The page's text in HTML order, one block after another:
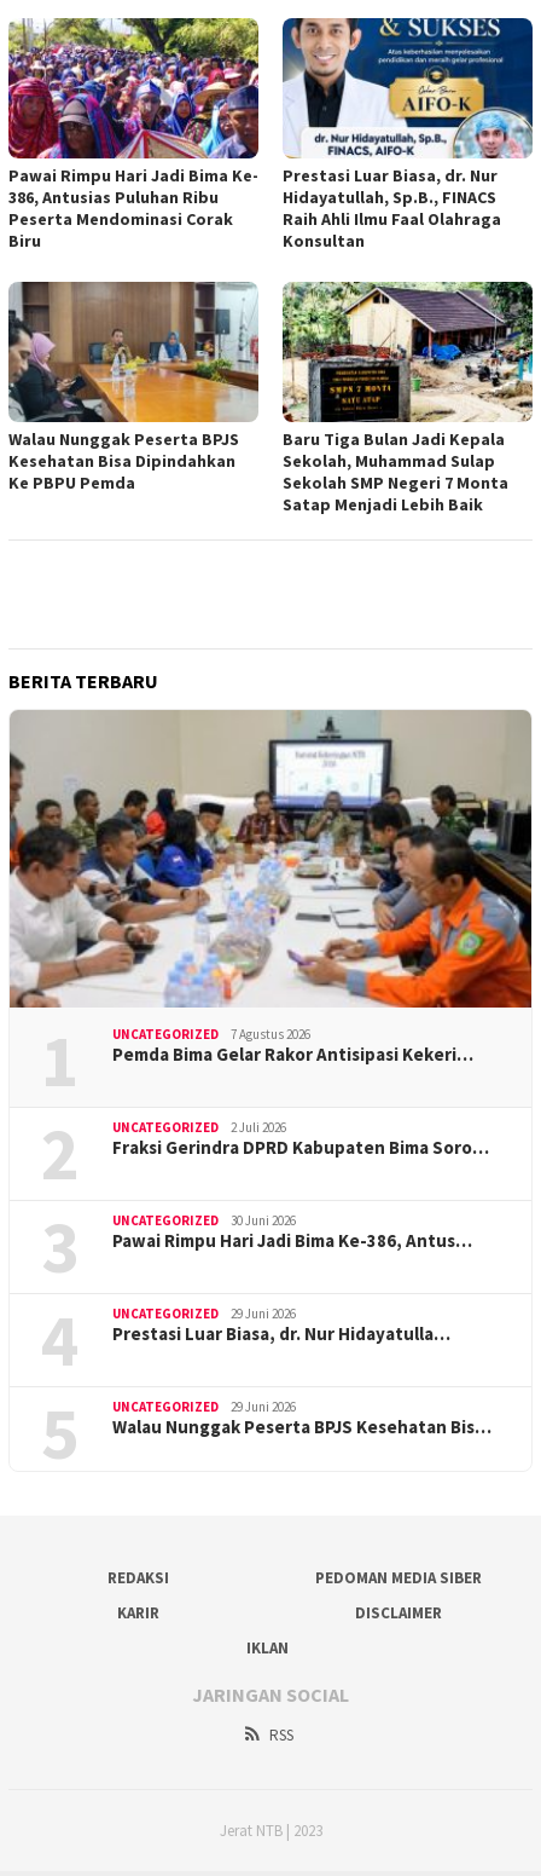
Pawai Rimpu Hari Jadi Bima Ke-
386, Antusias Puluhan Ribu
Peserta Mendominasi Corak
Biru
Prestasi Luar Biasa, dr. Nur
Hidayatullah, Sp.B., FINACS
Raih Ahli Ilmu Faal Olahraga
Konsultan
Walau Nunggak Peserta BPJS
Kesehatan Bisa Dipindahkan
Ke PBPU Pemda
Baru Tiga Bulan Jadi Kepala
Sekolah, Muhammad Sulap
Sekolah SMP Negeri 7 Monta
Satap Menjadi Lebih Baik
BERITA TERBARU
1 UNCATEGORIZED 7 Agustus 2026
Pemda Bima Gelar Rakor Antisipasi Kekeri…
2 UNCATEGORIZED 2 Juli 2026
Fraksi Gerindra DPRD Kabupaten Bima Soro…
3 UNCATEGORIZED 30 Juni 2026
Pawai Rimpu Hari Jadi Bima Ke-386, Antus…
4 UNCATEGORIZED 29 Juni 2026
Prestasi Luar Biasa, dr. Nur Hidayatulla…
5 UNCATEGORIZED 29 Juni 2026
Walau Nunggak Peserta BPJS Kesehatan Bis…
REDAKSI
PEDOMAN MEDIA SIBER
KARIR
DISCLAIMER
IKLAN
JARINGAN SOCIAL
RSS
Jerat NTB | 2023